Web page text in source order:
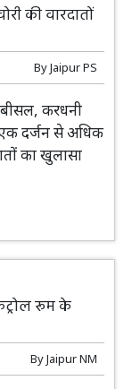
की वारदातों
ByJaipur PS
करधनी
एक दर्जन से अधिक
का खुलासा
रूम के
ByJaipur NM